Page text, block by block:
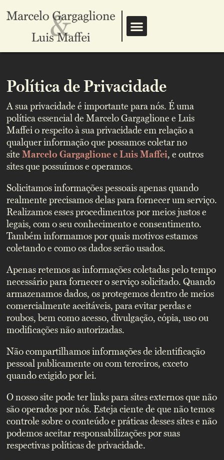
Política de Privacidade
A sua privacidade é importante para nós. É uma
política essencial de Marcelo Gargaglione e Luis
Maffei o respeito à sua privacidade em relação a
qualquer informação que possamos coletar no
siteMarcelo Gargaglione e Luis Maffei , e outros
sites que possuímos e operamos.
Solicitamos informações pessoais apenas quando
realmente precisamos delas para fornecer um serviço.
Realizamos esses procedimentos por meios justos e
legais, com o seu conhecimento e consentimento.
Também informamos por quais motivos estamos
coletando e como os dados serão usados.
Apenas retemos as informações coletadas pelo tempo
necessário para fornecer o serviço solicitado. Quando
armazenamos dados, os protegemos dentro de meios
comercialmente aceitáveis, para evitar perdas e
roubos, bem como acesso, divulgação, cópia, uso ou
modificações não autorizadas.
Não compartilhamos informações de identificação
pessoal publicamente ou com terceiros, exceto
quando exigido por lei.
O nosso site pode ter links para sites externos que não
são operados por nós. Esteja ciente de que não temos
controle sobre o conteúdo e práticas desses sites e não
podemos aceitar responsabilizações por suas
respectivas políticas de privacidade.